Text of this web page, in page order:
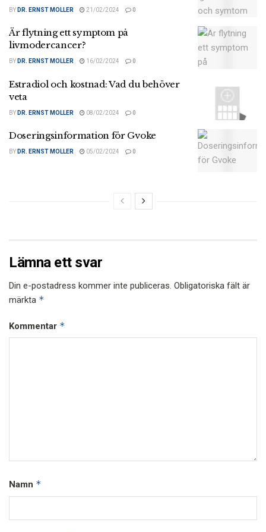
BY DR. ERNST MOLLER 21/02/2024 0
Är flytning ett symptom på
livmodercancer?
BY DR. ERNST MOLLER 16/02/2024 0
Estradiol och kostnad: Vad du behöver
veta
BY DR. ERNST MOLLER 08/02/2024 0
Doseringsinformation för Gvoke
BY DR. ERNST MOLLER 05/02/2024 0
Lämna ett svar
Din e-postadress kommer inte publiceras. Obligatoriska fält är
märkta *
Kommentar *
Namn *